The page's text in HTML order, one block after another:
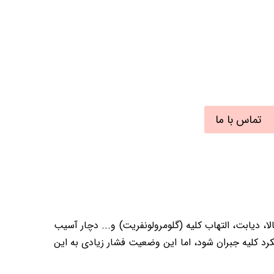
تماس با ما
دیابت، التهاب کلیه (گلومرولونفریت) و... دچار آسیب
کلیه جبران شود، اما این وضعیت فشار زیادی به این